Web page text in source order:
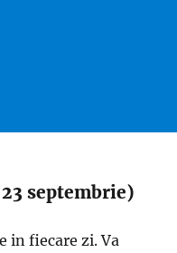
septembrie)
in fiecare zi. Va